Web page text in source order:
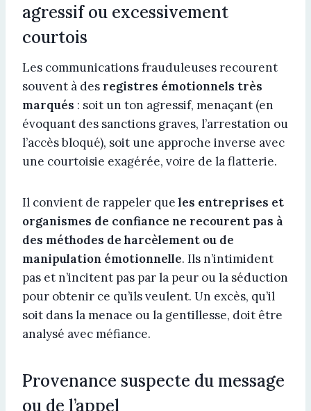
agressif ou excessivement
courtois
Les communications frauduleuses recourent
souvent à des registres émotionnels très
marqués : soit un ton agressif, menaçant (en
évoquant des sanctions graves, l’arrestation ou
l’accès bloqué), soit une approche inverse avec
une courtoisie exagérée, voire de la flatterie.
Il convient de rappeler queles entreprises et
organismes de confiance ne recourent pas à
des méthodes de harcèlement ou de
manipulation émotionnelle. Ils n’intimident
pas et n’incitent pas par la peur ou la séduction
pour obtenir ce qu’ils veulent. Un excès, qu’il
soit dans la menace ou la gentillesse, doit être
analysé avec méfiance.
Provenance suspecte du message
ou de l’appel